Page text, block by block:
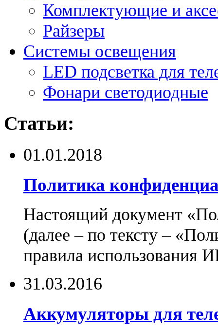
Комплектующие и
Райзеры
Системы освещения
LED подсветка для
Фонари светодиодные
Статьи:
01.01.2018
Политика
Настоящий документ
(далее – по тексту –
правила использования
31.03.2016
Аккумуляторы для